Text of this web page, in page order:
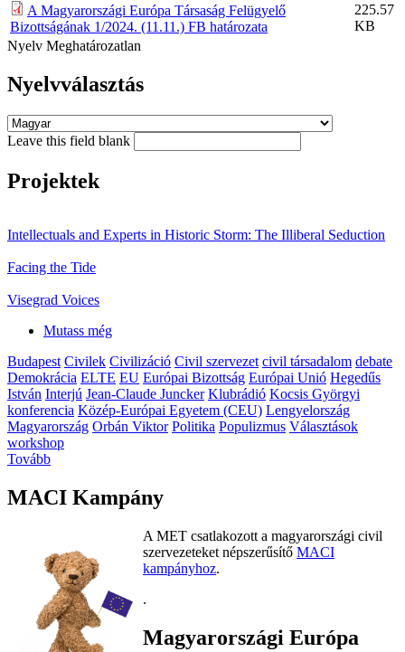
A Magyarországi Európa Társaság Felügyelő
Bizottságának 1/2024. (11.11.) FB határozata
225.57
KB
Nyelv Meghatározatlan
Nyelvválasztás
Leave this field blank
Projektek
Intellectuals and Experts in Historic Storm: The Illiberal Seduction
Facing the Tide
Visegrad Voices
Mutass még
Budapest Civilek Civilizáció Civil szervezet civil társadalom debate
Demokrácia ELTE EU Európai Bizottság Európai Unió Hegedűs
István Interjú Jean-Claude Juncker Klubrádió Kocsis Györgyi
konferencia Közép-Európai Egyetem (CEU) Lengyelország
Magyarország Orbán Viktor Politika Populizmus Választások
workshop
Tovább
MACI Kampány
A MET csatlakozott a magyarországi civil
szervezeteket népszerűsítő MACI
kampányhoz.
.
Magyarországi Európa